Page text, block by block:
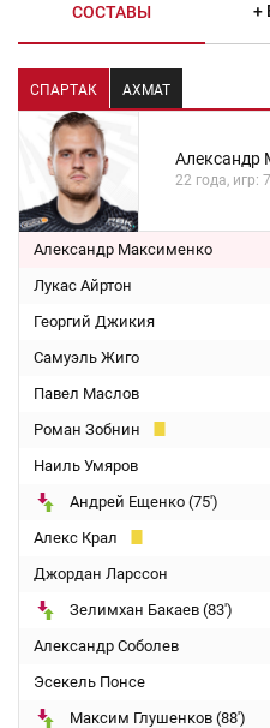
СОСТАВЫ +
СПАРТАК АХМАТ
Александр
22 года, игр:
Александр Максименко
Лукас Айртон
Георгий Джикия
Самуэль Жиго
Павел Маслов
Роман Зобнин
Наиль Умяров
Андрей Ещенко (75')
Алекс Крал
Джордан Ларссон
Зелимхан Бакаев (83')
Александр Соболев
Эсекель Понсе
Максим Глушенков (88')